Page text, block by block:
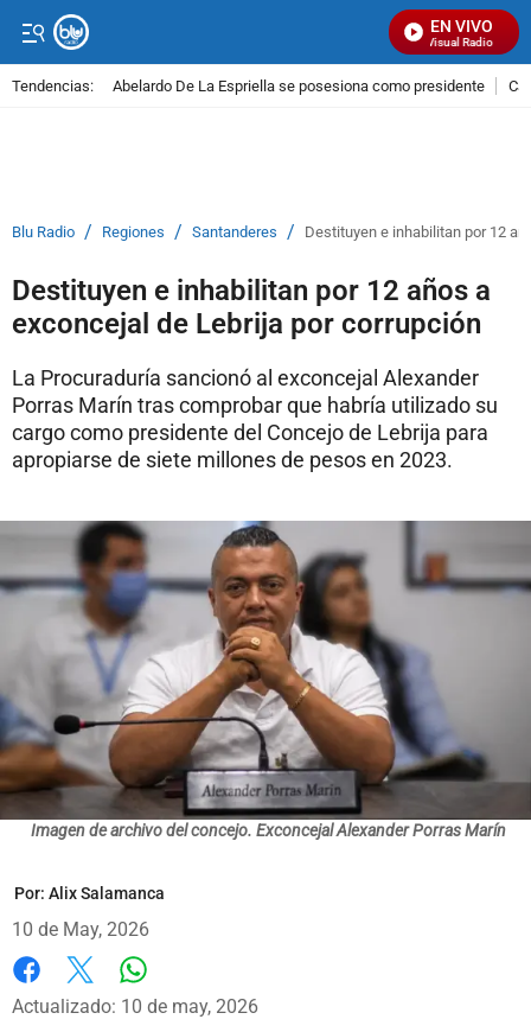
EN VIVO
Señal Visual Radio
Tendencias: Abelardo De La Espriella se posesiona como presidente
Blu Radio / Regiones / Santanderes / Destituyen e inhabilitan por 12
Destituyen e inhabilitan por 12 años a
exconcejal de Lebrija por corrupción
La Procuraduría sancionó al exconcejal Alexander
Porras Marín tras comprobar que habría utilizado su
cargo como presidente del Concejo de Lebrija para
apropiarse de siete millones de pesos en 2023.
Imagen de archivo del concejo. Exconcejal Alexander Porras Marín
Por: Alix Salamanca
10 de May, 2026
Facebook
X
Actualizado: 10 de may, 2026